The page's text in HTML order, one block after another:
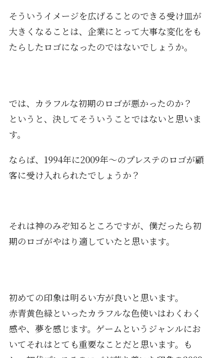
そういうイメージを広げることのできる受け皿が
大きくなることは、企業にとって大事な変化をも
たらしたロゴになったのではないでしょうか。
では、カラフルな初期のロゴが悪かったのか？
というと、決してそういうことではないと思いま
す。
ならば、1994年に2009年〜のプレステのロゴが顧
客に受け入れられたでしょうか？
それは神のみぞ知るところですが、僕だったら初
期のロゴがやはり適していたと思います。
初めての印象は明るい方が良いと思います。
赤青黄色緑といったカラフルな色使いはわくわく
感や、夢を感じます。ゲームというジャンルにお
いてそれはとても重要なことだと思います。も